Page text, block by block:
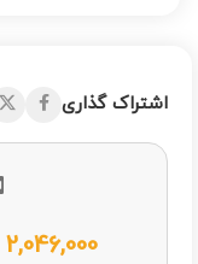
اشتراک گذاری
2,046,000